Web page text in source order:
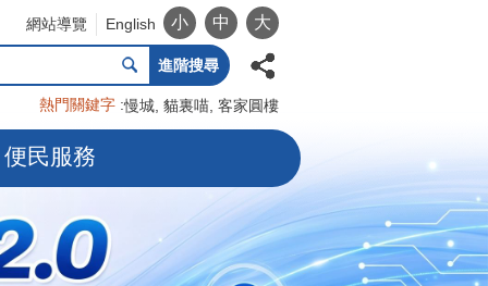
網站導覽 English 小 中 大
進階搜尋
熱門關鍵字 慢城 貓裏喵 客家圓樓
便民服務